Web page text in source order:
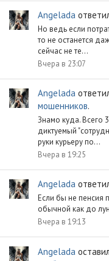
Angelada
Но ведь если
то не останется
сейчас не те...
Вчера в 23:07
Angelada
мошенников.
Знамо куда. Всего
диктуемый
руки курьеру по...
Вчера в 19:25
Angelada
Если бы не пенсия
обычной как до
Вчера в 19:13
Angelada